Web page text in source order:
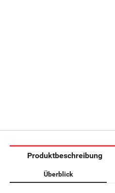
Produktbeschreibung
Überblick